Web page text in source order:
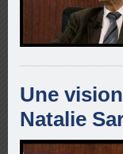
Une
Natalie